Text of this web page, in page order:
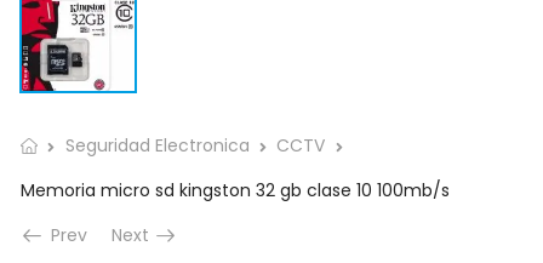
Seguridad Electronica
CCTV
Memoria micro sd kingston 32 gb clase 10 100mb/s
Prev
Next